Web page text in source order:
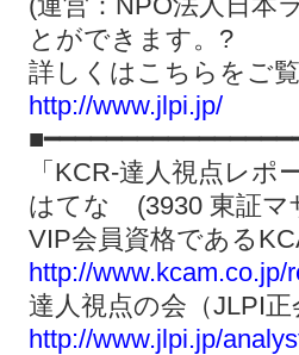
とができます。?
詳しくはこちらをご
http://www.jlpi.jp/
「KCR-達人視点レ
はてな (3930 東証マ
VIP会員資格である
http://www.kcam.co.jp/
達人視点の会（JLPI
http://www.jlpi.jp/